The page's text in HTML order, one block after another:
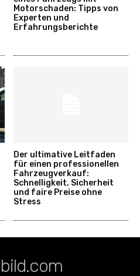
Motorschaden: Tipps von
Experten und
Erfahrungsberichte
Der ultimative Leitfaden
für einen professionellen
Fahrzeugverkauf:
Schnelligkeit, Sicherheit
und faire Preise ohne
Stress
bild.com